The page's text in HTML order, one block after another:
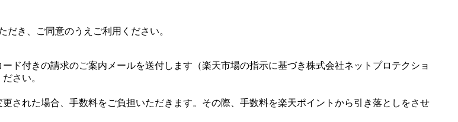
だき、ご同意のうえご利用ください。
ド付きの請求のご案内メールを送付します（楽天市場の指示に基づき株式会社ネットプロテクショ
さい。
された場合、手数料をご負担いただきます。その際、手数料を楽天ポイントから引き落としをさせ